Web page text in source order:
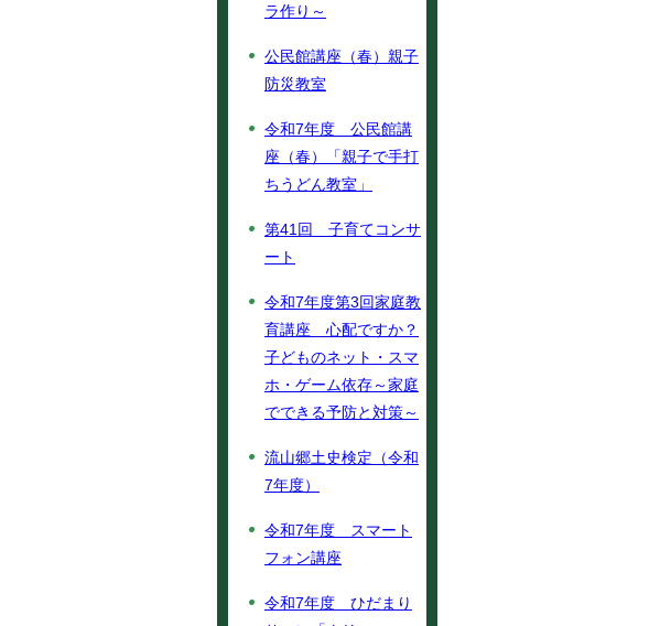
ラ作り～
公民館講座（春）親子
防災教室
令和7年度 公民館講
座（春）「親子で手打
ちうどん教室」
第41回 子育てコンサ
ート
令和7年度第3回家庭教
育講座 心配ですか？
子どものネット・スマ
ホ・ゲーム依存～家庭
でできる予防と対策～
流山郷土史検定（令和
7年度）
令和7年度 スマート
フォン講座
令和7年度 ひだまり